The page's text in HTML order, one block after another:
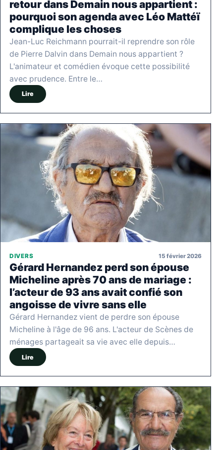
retour dans Demain nous appartient :
pourquoi son agenda avec Léo Mattéï
complique les choses
Jean-Luc Reichmann pourrait-il reprendre son rôle
de Pierre Dalvin dans Demain nous appartient ?
L'animateur et comédien évoque cette possibilité
avec prudence. Entre le…
Lire
DIVERS 15 février 2026
Gérard Hernandez perd son épouse
Micheline après 70 ans de mariage :
l’acteur de 93 ans avait confié son
angoisse de vivre sans elle
Gérard Hernandez vient de perdre son épouse
Micheline à l'âge de 96 ans. L'acteur de Scènes de
ménages partageait sa vie avec elle depuis…
Lire